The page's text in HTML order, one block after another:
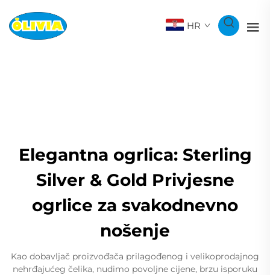
HR
Elegantna ogrlica: Sterling
Silver & Gold Privjesne
ogrlice za svakodnevno
nošenje
Kao dobavljač proizvođača prilagođenog i velikoprodajnog
nehrđajućeg čelika, nudimo povoljne cijene, brzu isporuku